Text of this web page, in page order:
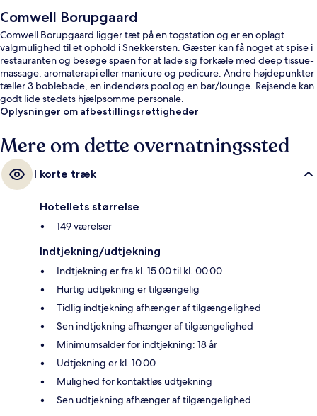
Comwell Borupgaard
Comwell Borupgaard ligger tæt på en togstation og er en oplagt
valgmulighed til et ophold i Snekkersten. Gæster kan få noget at spise i
restauranten og besøge spaen for at lade sig forkæle med deep tissue-
massage, aromaterapi eller manicure og pedicure. Andre højdepunkter
tæller 3 boblebade, en indendørs pool og en bar/lounge. Rejsende kan
godt lide stedets hjælpsomme personale.
Oplysninger om afbestillingsrettigheder
Mere om dette overnatningssted
I korte træk
Hotellets størrelse
149 værelser
Indtjekning/udtjekning
Indtjekning er fra kl. 15.00 til kl. 00.00
Hurtig udtjekning er tilgængelig
Tidlig indtjekning afhænger af tilgængelighed
Sen indtjekning afhænger af tilgængelighed
Minimumsalder for indtjekning: 18 år
Udtjekning er kl. 10.00
Mulighed for kontaktløs udtjekning
Sen udtjekning afhænger af tilgængelighed